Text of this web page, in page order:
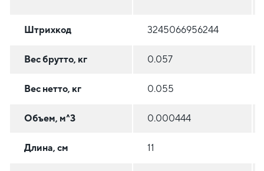
Штрихкод 3245066956244
Вес брутто, кг 0.057
Вес нетто, кг 0.055
Объем, м^3 0.000444
Длина, см 11